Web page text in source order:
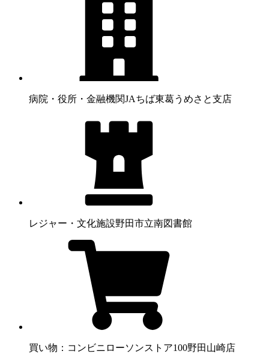
病院・役所・金融機関JAちば東葛うめさと支店
レジャー・文化施設野田市立南図書館
買い物：コンビニ ローソンストア100野田山崎店